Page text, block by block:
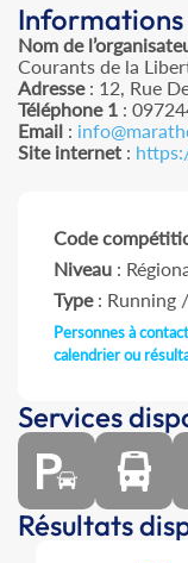
Nom de
Courants de la
Adresse: 12, Rue
Téléphone 1 :
Email :
Site internet :
Code
Niveau :
Type: Running
Personnes à
calendrier ou
Services
Résultats